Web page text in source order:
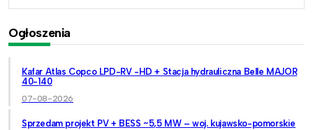
Ogłoszenia
Kafar Atlas Copco LPD-RV -HD + Stacja hydrauliczna Belle MAJOR
40-140
07-08-2026
Sprzedam projekt PV + BESS ~5,5 MW – woj. kujawsko-pomorskie